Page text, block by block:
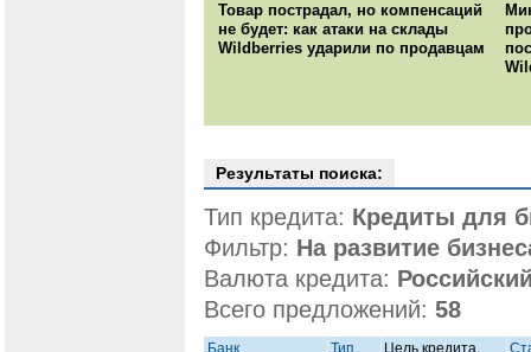
Товар пострадал, но компенсаций
не будет: как атаки на склады
Wildberries ударили по продавцам
Результаты поиска:
Тип кредита: Кредиты для
Фильтр: На развитие
Валюта кредита:
Всего предложений: 58
Банк Тип
Цель кредита.